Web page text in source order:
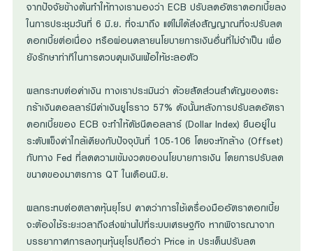
จากปัจจัยข้างต้นทำให้ทางเรามองว่า ECB ปรับลดอัตราดอกเบี้ยลง
ในการประชุมวันที่ 6 มิ.ย. ที่จะมาถึง แต่ไม่ได้ส่งสัญญาณที่จะปรับลด
ดอกเบี้ยต่อเนื่อง หรือผ่อนคลายนโยบายการเงินอื่นที่ไม่จำเป็น เพื่อ
ยังรักษาท่าทีในการควบคุมเงินเฟ้อให้ชะลอตัว
ผลกระทบต่อค่าเงิน ทางเราประเมินว่า ด้วยสัดส่วนสำคัญของตระ
กร้าเงินดอลลาร์มีค่าเงินยูโรราว 57% ดังนั้นหลังการปรับลดอัตรา
ดอกเบี้ยของ ECB จะทำให้ดัชนีดอลลาร์ (Dollar Index) ยืนอยู่ใน
ระดับแข็งค่าใกล้เคียงกับปัจจุบันที่ 105-106 โดยจะหักล้าง (Offset)
กับทาง Fed ที่ลดความเข้มงวดของนโยบายการเงิน โดยการปรับลด
ขนาดของมาตรการ QT ในเดือนมิ.ย.
ผลกระทบต่อตลาดหุ้นยุโรป คาดว่าการใช้เครื่องมืออัตราดอกเบี้ย
จะต้องใช้ระยะเวลาถึงส่งผ่านไปที่ระบบเศรษฐกิจ หากพิจารณาจาก
บรรยากาศการลงทุนหุ้นยุโรปถือว่า Price in ประเด็นปรับลด